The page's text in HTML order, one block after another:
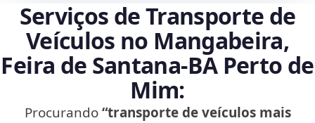
Serviços de Transporte de
Veículos no Mangabeira,
Feira de Santana‑BA Perto de
Mim:
Procurando“transporte de veículos mais